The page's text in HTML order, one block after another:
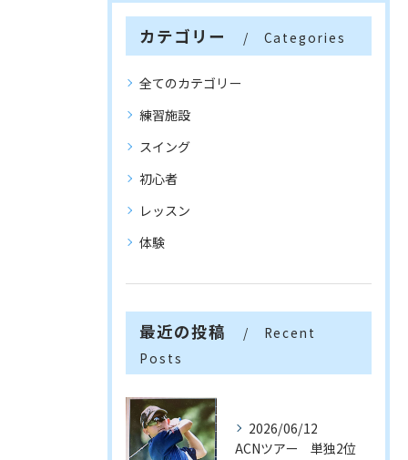
カテゴリー Categories
全てのカテゴリー
練習施設
スイング
初心者
レッスン
体験
最近の投稿
Recent
Posts
2026/06/12
ACNツアー 単独2位